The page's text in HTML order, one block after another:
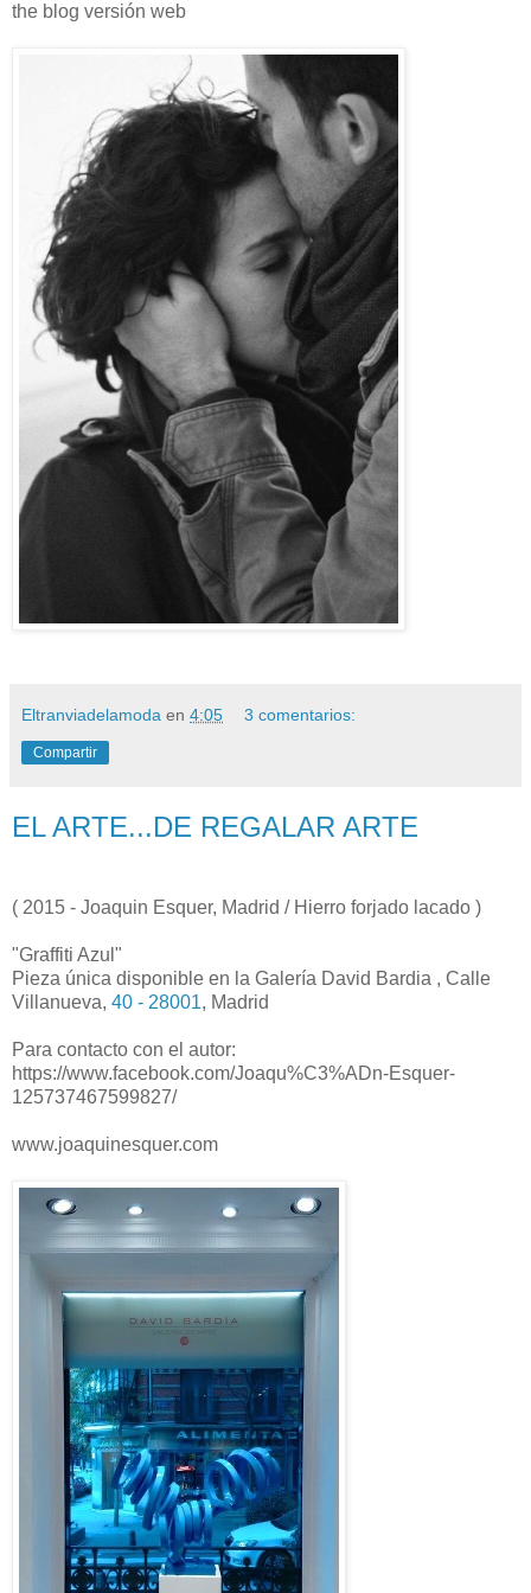
the blog versión web
Eltranviadelamoda en 4:05 3 comentarios:
Compartir
EL ARTE...DE REGALAR ARTE
( 2015 - Joaquin Esquer, Madrid / Hierro forjado lacado )
"Graffiti Azul"
Pieza única disponible en la Galería David Bardia , Calle
Villanueva, 40 - 28001, Madrid
Para contacto con el autor:
https://www.facebook.com/Joaqu%C3%ADn-Esquer-
125737467599827/
www.joaquinesquer.com